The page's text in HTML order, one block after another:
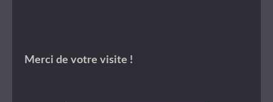
Merci de votre visite !